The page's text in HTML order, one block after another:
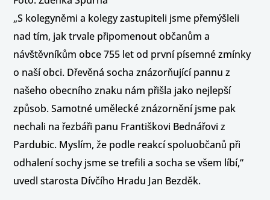
„S kolegyněmi a kolegy zastupiteli jsme přemýšleli
nad tím, jak trvale připomenout občanům a
návštěvníkům obce 755 let od první písemné zmínky
o naší obci. Dřevěná socha znázorňující pannu z
našeho obecního znaku nám přišla jako nejlepší
způsob. Samotné umělecké znázornění jsme pak
nechali na řezbáři panu Františkovi Bednářovi z
Pardubic. Myslím, že podle reakcí spoluobčanů při
odhalení sochy jsme se trefili a socha se všem líbí,“
uvedl starosta Dívčího Hradu Jan Bezděk.